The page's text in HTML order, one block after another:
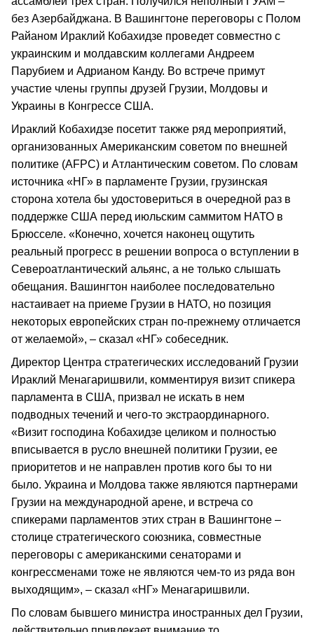
без Азербайджана. В Вашингтоне переговоры с Полом
Райаном Ираклий Кобахидзе проведет совместно с
украинским и молдавским коллегами Андреем
Парубием и Адрианом Канду. Во встрече примут
участие члены группы друзей Грузии, Молдовы и
Украины в Конгрессе США.
Ираклий Кобахидзе посетит также ряд мероприятий,
организованных Американским советом по внешней
политике (AFPC) и Атлантическим советом. По словам
источника «НГ» в парламенте Грузии, грузинская
сторона хотела бы удостовериться в очередной раз в
поддержке США перед июльским саммитом НАТО в
Брюсселе. «Конечно, хочется наконец ощутить
реальный прогресс в решении вопроса о вступлении в
Североатлантический альянс, а не только слышать
обещания. Вашингтон наиболее последовательно
настаивает на приеме Грузии в НАТО, но позиция
некоторых европейских стран по-прежнему отличается
от желаемой», – сказал «НГ» собеседник.
Директор Центра стратегических исследований Грузии
Ираклий Менагаришвили, комментируя визит спикера
парламента в США, призвал не искать в нем
подводных течений и чего-то экстраординарного.
«Визит господина Кобахидзе целиком и полностью
вписывается в русло внешней политики Грузии, ее
приоритетов и не направлен против кого бы то ни
было. Украина и Молдова также являются партнерами
Грузии на международной арене, и встреча со
спикерами парламентов этих стран в Вашингтоне –
столице стратегического союзника, совместные
переговоры с американскими сенаторами и
конгрессменами тоже не являются чем-то из ряда вон
выходящим», – сказал «НГ» Менагаришвили.
По словам бывшего министра иностранных дел Грузии,